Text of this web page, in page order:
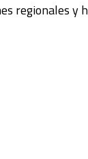
regionales